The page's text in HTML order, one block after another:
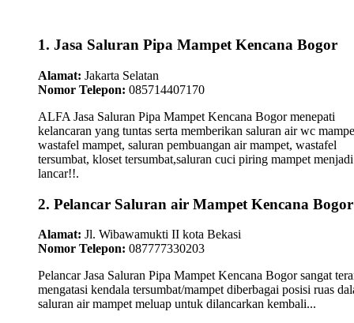
1. Jasa Saluran Pipa Mampet Kencana Bogor
Alamat: Jakarta Selatan
Nomor Telepon: 085714407170
ALFA Jasa Saluran Pipa Mampet Kencana Bogor menepati
kelancaran yang tuntas serta memberikan saluran air wc
wastafel mampet, saluran pembuangan air mampet, wastafel
tersumbat, kloset tersumbat,saluran cuci piring mampet menjadi
lancar!!.
2. Pelancar Saluran air Mampet Kencana Bogor
Alamat: Jl. Wibawamukti II kota Bekasi
Nomor Telepon: 087777330203
Pelancar Jasa Saluran Pipa Mampet Kencana Bogor sangat
mengatasi kendala tersumbat/mampet diberbagai posisi ruas
saluran air mampet meluap untuk dilancarkan kembali...